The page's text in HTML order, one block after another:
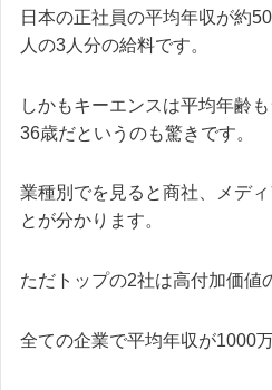
日本の正社員の平均年収が約
人の3人分の給料です。
しかもキーエンスは平均年齢
36歳だというのも驚きです。
業種別でを見ると商社、メデ
とが分かります。
ただトップの2社は高付加価値
全ての企業で平均年収が1000